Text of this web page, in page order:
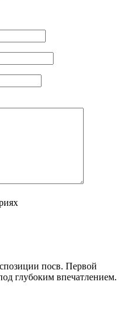
посв. Первой
глубоким впечатлением.